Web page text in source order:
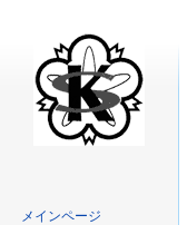
メインページ